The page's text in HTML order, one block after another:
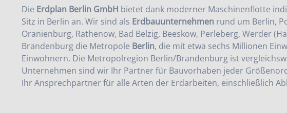
Die Erdplan Berlin GmbH bietet dank moderner Maschinenflotte
Sitz in Berlin an. Wir sind als Erdbauunternehmen rund um Berlin,
Oranienburg, Rathenow, Bad Belzig, Beeskow, Perleberg, Werder
Brandenburg die Metropole Berlin, die mit etwa sechs Millionen
Einwohnern. Die Metropolregion Berlin/Brandenburg ist
Unternehmen sind wir Ihr Partner für Bauvorhaben jeder
Ihr Ansprechpartner für alle Arten der Erdarbeiten, einschließlich